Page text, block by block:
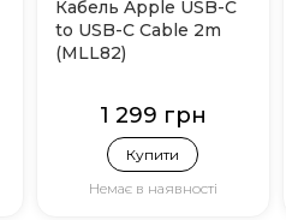
Кабель Apple USB-C
to USB-C Cable 2m
(MLL82)
1 299 грн
Купити
Немає в наявності